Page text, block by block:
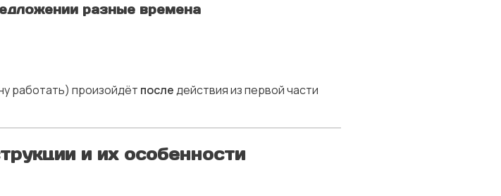
разные времена
работать) произойдёт последействия из первой части
и их особенности